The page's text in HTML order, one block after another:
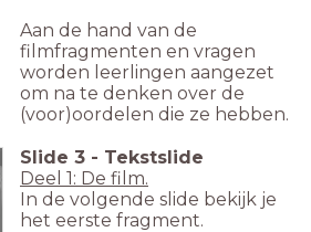
Aan de hand van de
filmfragmenten en vragen
worden leerlingen aangezet
om na te denken over de
(voor)oordelen die ze hebben.
Slide 3 - Tekstslide
Deel 1: De film.
In de volgende slide bekijk je
het eerste fragment.